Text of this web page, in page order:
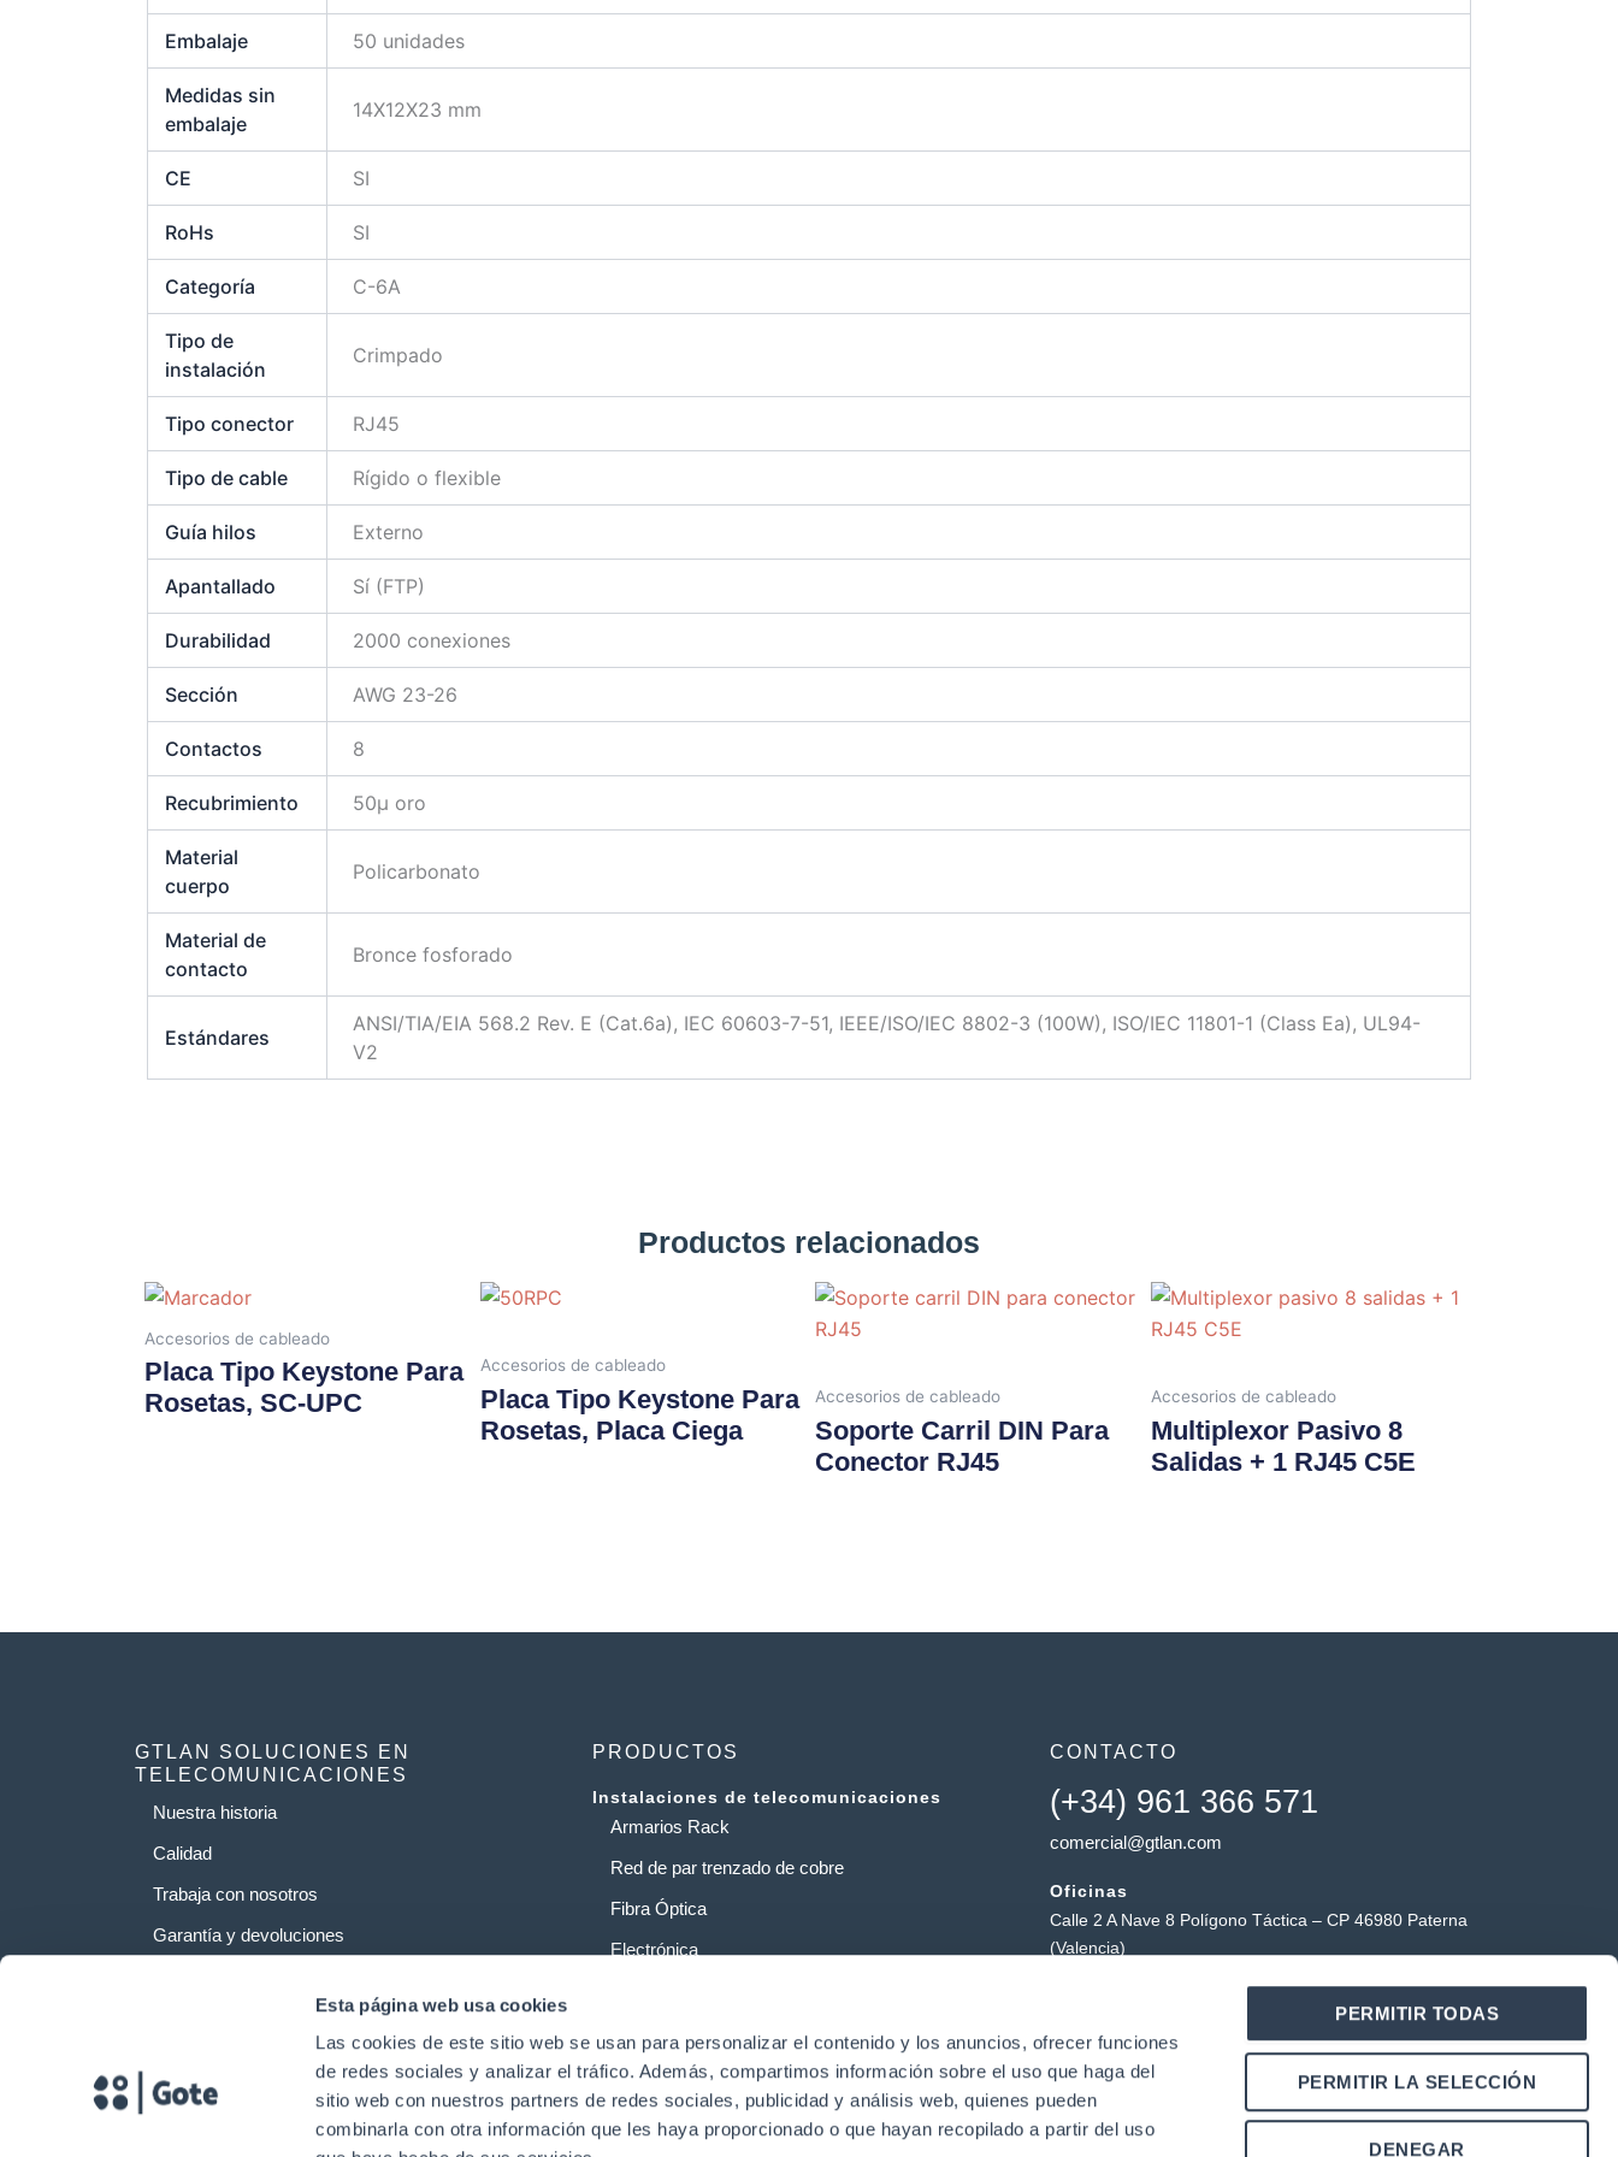
Esta página web usa cookies
Las cookies de este sitio web se usan para personalizar el contenido y los anuncios, ofrecer funciones
de redes sociales y analizar el tráfico. Además, compartimos información sobre el uso que haga del
sitio web con nuestros partners de redes sociales, publicidad y análisis web, quienes pueden
combinarla con otra información que les haya proporcionado o que hayan recopilado a partir del uso
PERMITIR TODAS
PERMITIR LA SELECCIÓN
DENEGAR
Embalaje 50 unidades
Medidas sin
embalaje
14X12X23 mm
CE SI
RoHs SI
Categoría C-6A
Tipo de
instalación
Crimpado
Tipo conector RJ45
Tipo de cable Rígido o flexible
Guía hilos Externo
Apantallado Sí (FTP)
Durabilidad 2000 conexiones
Sección AWG 23-26
Contactos 8
Recubrimiento 50µ oro
Material
cuerpo
Policarbonato
Material de
contacto
Bronce fosforado
Estándares
ANSI/TIA/EIA 568.2 Rev. E (Cat.6a), IEC 60603-7-51, IEEE/ISO/IEC 8802-3 (100W), ISO/IEC 11801-1 (Class Ea), UL94-
V2
Productos relacionados
Accesorios de cableado
Placa Tipo Keystone Para
Rosetas, SC-UPC
Accesorios de cableado
Placa Tipo Keystone Para
Rosetas, Placa Ciega
Accesorios de cableado
Soporte Carril DIN Para
Conector RJ45
Accesorios de cableado
Multiplexor Pasivo 8
Salidas + 1 RJ45 C5E
GTLAN SOLUCIONES EN
TELECOMUNICACIONES
Nuestra historia
Calidad
Trabaja con nosotros
Garantía y devoluciones
PRODUCTOS
Instalaciones de telecomunicaciones
Armarios Rack
Red de par trenzado de cobre
Fibra Óptica
Electrónica
Centros de datos
CONTACTO
(+34) 961 366 571
comercial@gtlan.com
Oficinas
Calle 2 A Nave 8 Polígono Táctica – CP 46980 Paterna
(Valencia)
Polígono Industrial Táctica, Carrer Forners, 18, 46980
Paterna (Valencia)
Y
o
u
L
n